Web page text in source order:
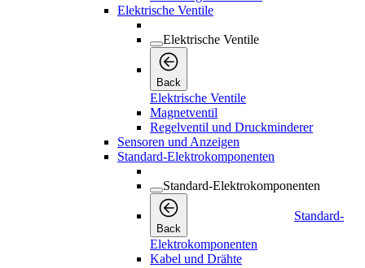
Elektrische Ventile
Elektrische Ventile
Back
Elektrische Ventile
Magnetventil
Regelventil und Druckminderer
Sensoren und Anzeigen
Standard-Elektrokomponenten
Standard-Elektrokomponenten
Back
Standard-
Elektrokomponenten
Kabel und Drähte